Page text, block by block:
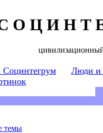
О Ц И Н Т
Социнтегрум
Люди и
темы